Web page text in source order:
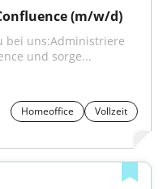
(m/w/d)
bei uns:Administriere
und sorge...
Homeoffice
Vollzeit